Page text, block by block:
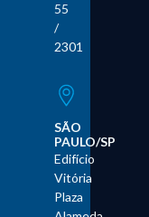
55
/
2301
SÃO
PAULO/SP
Edifício
Vitória
Plaza